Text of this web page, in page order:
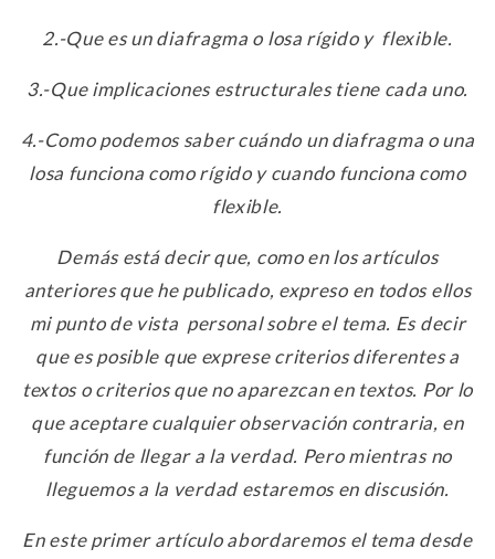
2.-Que es un diafragma o losa rígido y flexible.
3.-Que implicaciones estructurales tiene cada uno.
4.-Como podemos saber cuándo un diafragma o una
losa funciona como rígido y cuando funciona como
flexible.
Demás está decir que, como en los artículos
anteriores que he publicado, expreso en todos ellos
mi punto de vista personal sobre el tema. Es decir
que es posible que exprese criterios diferentes a
textos o criterios que no aparezcan en textos. Por lo
que aceptare cualquier observación contraria, en
función de llegar a la verdad. Pero mientras no
lleguemos a la verdad estaremos en discusión.
En este primer artículo abordaremos el tema desde